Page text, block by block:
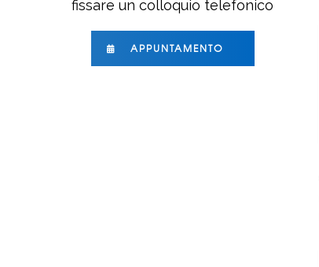
fissare un colloquio telefonico
APPUNTAMENTO